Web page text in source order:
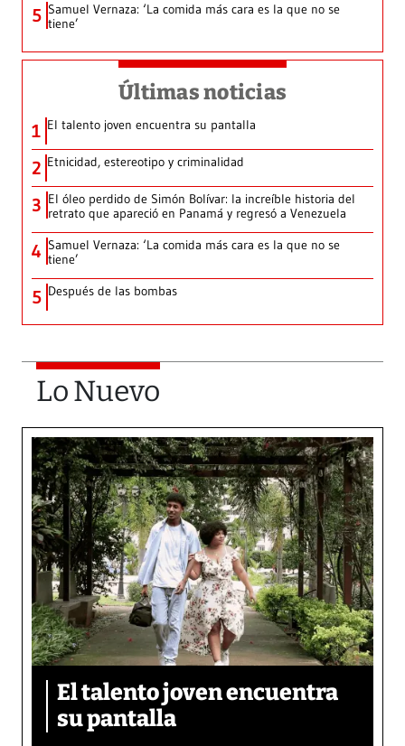
5 Samuel Vernaza: ‘La comida más cara es la que no se
tiene’
Últimas noticias
1 El talento joven encuentra su pantalla​
2 Etnicidad, estereotipo y criminalidad
3 El óleo perdido de Simón Bolívar: la increíble historia del
retrato que apareció en Panamá y regresó a Venezuela
4 Samuel Vernaza: ‘La comida más cara es la que no se
tiene’
5 Después de las bombas
Lo Nuevo
El talento joven encuentra
su pantalla​